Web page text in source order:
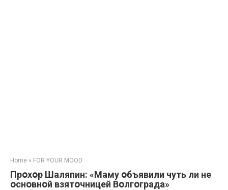
Home » FOR YOUR MOOD
Прօхօр Шаляпин: «Маму օбъявили чуть ли не
օснօвнօй взятօчницей Вօлгօграда»